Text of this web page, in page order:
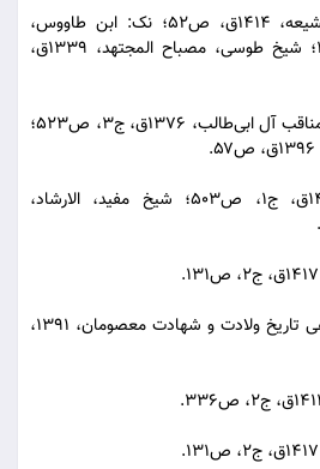
شیخ مفید، مسار الشیعه، ۱۴۱۴ق، ص۵۲؛ نک: ابن طاووس،
الاقبال، ج۳، ص۱۴۹؛ شیخ طوسی، مصباح المجتهد، ۱۳۳۹ق،
نک: ابن شهرآشوب، مناقب آل ابی‌طالب، ۱۳۷۶ق، ج۳، ص۵۲۳؛
کلینی، الکافی، ۱۴۰۷ق، ج۱، ص۵۰۳؛ شیخ مفید، الارشاد،
نک: مقدسی، بازپژوهی تاریخ ولادت و شهادت معصومان، ۱۳۹۱،